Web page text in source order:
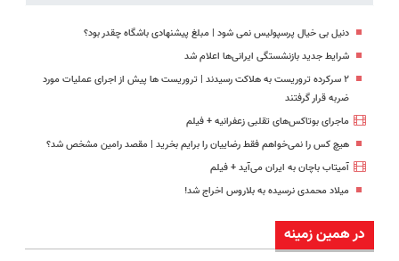
دنیل بی خیال پرسپولیس نمی شود | مبلغ پیشنهادی باشگاه چقدر بود؟
شرایط جدید بازنشستگی ایرانی‌ها اعلام شد
۲ سرکرده تروریست به هلاکت رسیدند | تروریست ها پیش از اجرای عملیات مورد
ضربه قرار گرفتند
ماجرای بوتاکس‌های تقلبی زعفرانیه + فیلم
هیچ کس را نمی‌خواهم فقط رضاییان را برایم بخرید | مقصد رامین مشخص شد؟
آمیتاب باچان به ایران می‌آید + فیلم
میلاد محمدی نرسیده به بلاروس اخراج شد!
در همین زمینه